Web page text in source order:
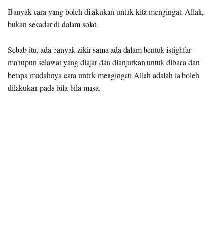
Banyak cara yang boleh dilakukan untuk kita mengingati Allah,
bukan sekadar di dalam solat.
Sebab itu, ada banyak zikir sama ada dalam bentuk istighfar
mahupun selawat yang diajar dan dianjurkan untuk dibaca dan
betapa mudahnya cara untuk mengingati Allah adalah ia boleh
dilakukan pada bila-bila masa.